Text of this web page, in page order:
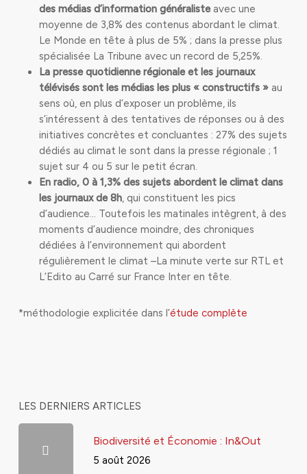
des médias d’information généralisteavec une
moyenne de 3,8% des contenus abordant le climat.
Le Monde en tête à plus de 5% ; dans la presse plus
spécialisée La Tribune avec un record de 5,25%.
La presse quotidienne régionale et les journaux
télévisés sont les médias les plus « constructifs »au
sens où, en plus d’exposer un problème, ils
s’intéressent à des tentatives de réponses ou à des
initiatives concrètes et concluantes : 27% des sujets
dédiés au climat le sont dans la presse régionale ; 1
sujet sur 4 ou 5 sur le petit écran.
En radio, 0 à 1,3% des sujets abordent le climat dans
les journaux de 8h, qui constituent les pics
d’audience… Toutefois les matinales intègrent, à des
moments d’audience moindre, des chroniques
dédiées à l’environnement qui abordent
régulièrement le climat –La minute verte sur RTL et
L’Edito au Carré sur France Inter en tête.
*méthodologie explicitée dans l’étude complète
LES DERNIERS ARTICLES
Biodiversité et Économie : In&Out
5 août 2026